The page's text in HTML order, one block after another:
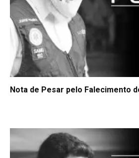
Nota de Pesar pelo Falecimento